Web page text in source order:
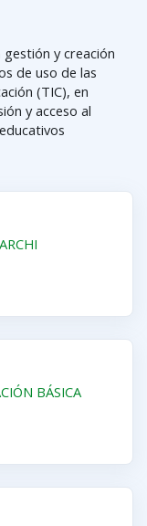
y creación
de uso de las
(TIC), en
y acceso al
BÁSICA